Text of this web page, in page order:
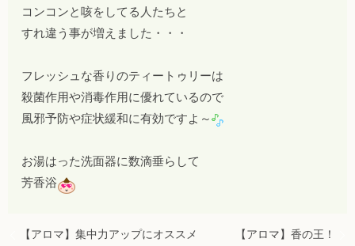
コンコンと咳をしてる人たちと
すれ違う事が増えました・・・
フレッシュな香りのティートゥリーは
殺菌作用や消毒作用に優れているので
風邪予防や症状緩和に有効ですよ～
お湯はった洗面器に数滴垂らして
芳香浴
【アロマ】集中力アップにオススメ 【アロマ】香の王！